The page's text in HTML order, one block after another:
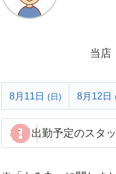
当店
8月11日 (日) 8月12日
本日出勤予定のスタ